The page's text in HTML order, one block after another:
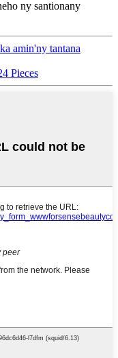
ny santionany
amin'ny tantana
Pieces